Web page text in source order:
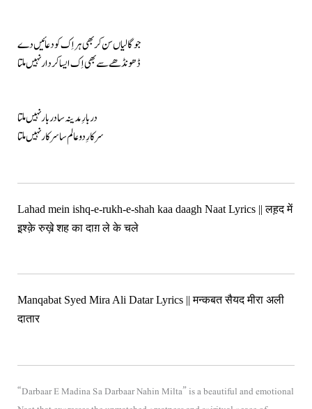
جو گالیاں سن کر بھی ہر اِک کو دعائیں دے
ڈھونڈھے سے بھی اِک ایسا کردار نہیں ملتا
دربارِ مدینہ سا دربار نہیں ملتا
سرکارِ دو عالم سا سرکار نہیں ملتا
Lahad mein ishq-e-rukh-e-shah kaa daagh Naat Lyrics || लह़द में
इ़श्क़े रुख़े शह का दाग़ ले के चले
Manqabat Syed Mira Ali Datar Lyrics || मन्कबत सैयद मीरा अली
दातार
“Darbaar E Madina Sa Darbaar Nahin Milta” is a beautiful and emotional